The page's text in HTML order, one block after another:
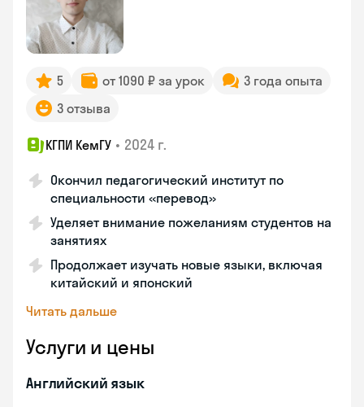
5 от 1090 ₽ за урок
3 года опыта
3 отзыва
КГПИ КемГУ • 2024 г.
Окончил педагогический институт по
специальности «перевод»
Уделяет внимание пожеланиям студентов на
занятиях
Продолжает изучать новые языки, включая
китайский и японский
Читать дальше
Услуги и цены
Английский язык